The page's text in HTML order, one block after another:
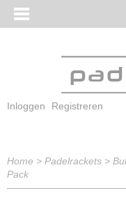
Inloggen Registreren
Home > Padelrackets >
Pack